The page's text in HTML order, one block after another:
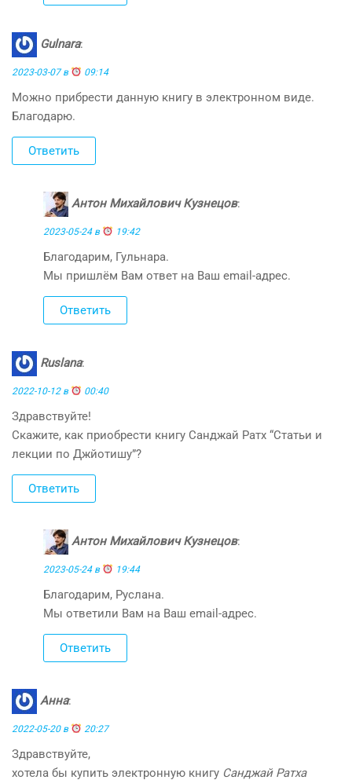
Gulnara:
2023-03-07 в 09:14
Можно прибрести данную книгу в электронном виде.
Благодарю.
Ответить
Антон Михайлович Кузнецов:
2023-05-24 в 19:42
Благодарим, Гульнара.
Мы пришлём Вам ответ на Ваш email-адрес.
Ответить
Ruslana:
2022-10-12 в 00:40
Здравствуйте!
Скажите, как приобрести книгу Санджай Ратх “Статьи и
лекции по Джйотишу”?
Ответить
Антон Михайлович Кузнецов:
2023-05-24 в 19:44
Благодарим, Руслана.
Мы ответили Вам на Ваш email-адрес.
Ответить
Анна:
2022-05-20 в 20:27
Здравствуйте,
хотела бы купить электронную книгу Санджай Ратха